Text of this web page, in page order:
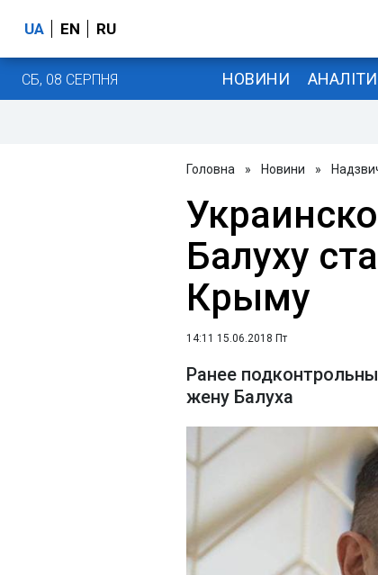
UA EN RU
СБ, 08 СЕРПНЯ НОВИНИ
Головна » Новини »
Балуху
Крыму
14:11 15.06.2018 Пт
Ранее
жену Балуха